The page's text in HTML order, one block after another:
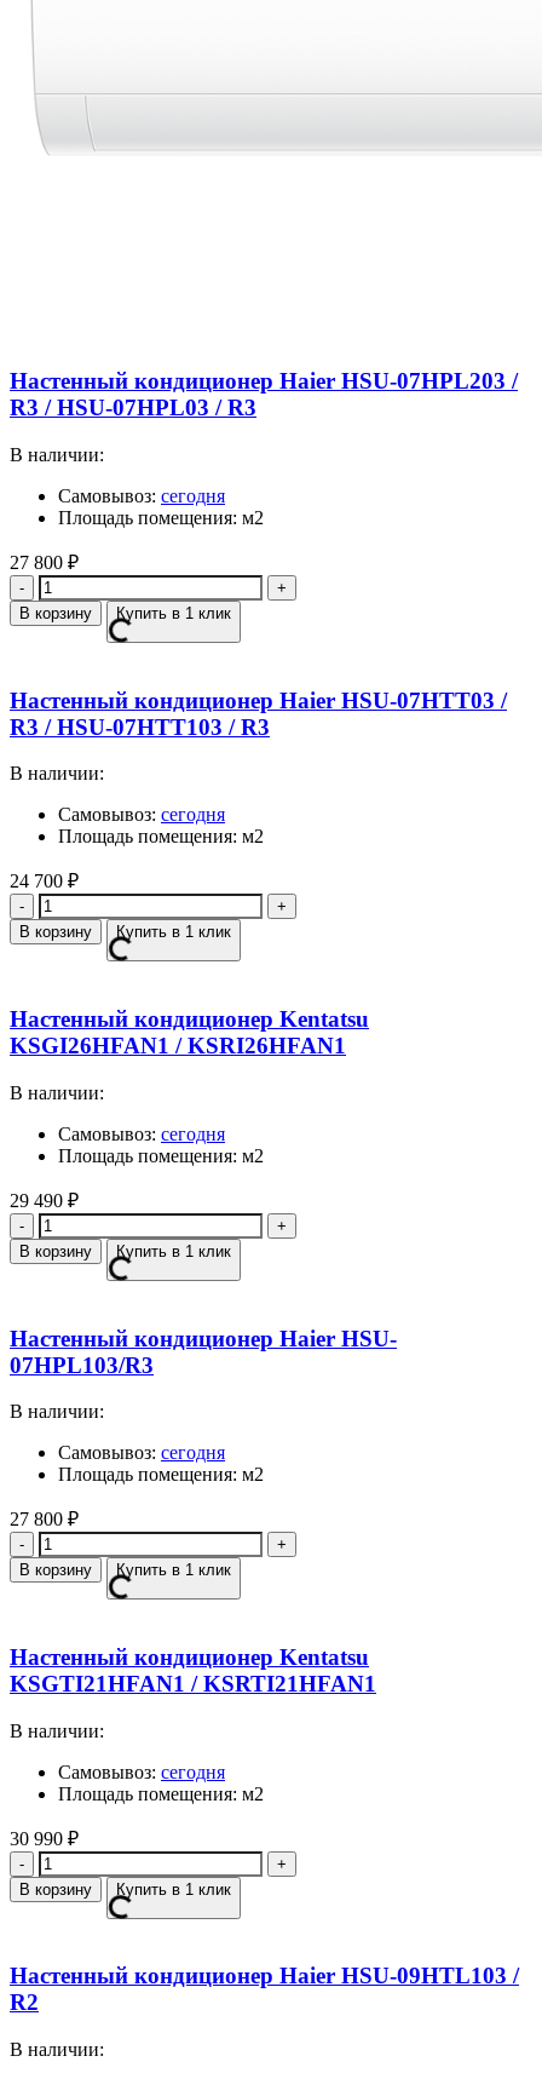
Настенный кондиционер Haier HSU-07HPL203 /
R3 / HSU-07HPL03 / R3
В наличии:
Самовывоз: сегодня
Площадь помещения: м2
27 800 ₽
Количество
В корзину Купить в 1 клик
Настенный кондиционер Haier HSU-07HTT03 /
R3 / HSU-07HTT103 / R3
В наличии:
Самовывоз: сегодня
Площадь помещения: м2
24 700 ₽
Количество
В корзину Купить в 1 клик
Настенный кондиционер Kentatsu
KSGI26HFAN1 / KSRI26HFAN1
В наличии:
Самовывоз: сегодня
Площадь помещения: м2
29 490 ₽
Количество
В корзину Купить в 1 клик
Настенный кондиционер Haier HSU-
07HPL103/R3
В наличии:
Самовывоз: сегодня
Площадь помещения: м2
27 800 ₽
Количество
В корзину Купить в 1 клик
Настенный кондиционер Kentatsu
KSGTI21HFAN1 / KSRTI21HFAN1
В наличии:
Самовывоз: сегодня
Площадь помещения: м2
30 990 ₽
Количество
В корзину Купить в 1 клик
Настенный кондиционер Haier HSU-09HTL103 /
R2
В наличии: